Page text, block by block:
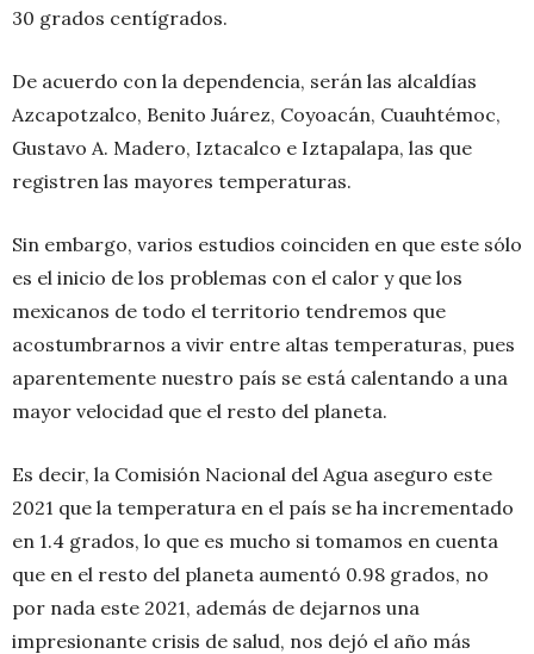
30 grados centígrados.
De acuerdo con la dependencia, serán las alcaldías
Azcapotzalco, Benito Juárez, Coyoacán, Cuauhtémoc,
Gustavo A. Madero, Iztacalco e Iztapalapa, las que
registren las mayores temperaturas.
Sin embargo, varios estudios coinciden en que este sólo
es el inicio de los problemas con el calor y que los
mexicanos de todo el territorio tendremos que
acostumbrarnos a vivir entre altas temperaturas, pues
aparentemente nuestro país se está calentando a una
mayor velocidad que el resto del planeta.
Es decir, la Comisión Nacional del Agua aseguro este
2021 que la temperatura en el país se ha incrementado
en 1.4 grados, lo que es mucho si tomamos en cuenta
que en el resto del planeta aumentó 0.98 grados, no
por nada este 2021, además de dejarnos una
impresionante crisis de salud, nos dejó el año más